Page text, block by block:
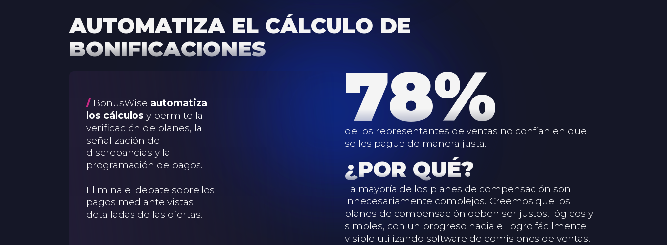
AUTOMATIZA EL CÁLCULO DE
BONIFICACIONES
/ BonusWise automatiza
los cálculos y permite la
verificación de planes, la
señalización de
discrepancias y la
programación de pagos.
Elimina el debate sobre los
pagos mediante vistas
detalladas de las ofertas.
78%
de los representantes de ventas no confían en que
se les pague de manera justa.
¿POR QUÉ?
La mayoría de los planes de compensación son
innecesariamente complejos. Creemos que los
planes de compensación deben ser justos, lógicos y
simples, con un progreso hacia el logro fácilmente
visible utilizando software de comisiones de ventas.